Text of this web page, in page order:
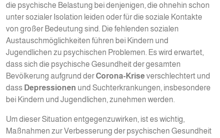
die psychische Belastung bei denjenigen, die ohnehin schon
unter sozialer Isolation leiden oder für die soziale Kontakte
von großer Bedeutung sind. Die fehlenden sozialen
Austauschmöglichkeiten führen bei Kindern und
Jugendlichen zu psychischen Problemen. Es wird erwartet,
dass sich die psychische Gesundheit der gesamten
Bevölkerung aufgrund derCorona-Kriseverschlechtert und
dass Depressionen und Suchterkrankungen, insbesondere
bei Kindern und Jugendlichen, zunehmen werden.
Um dieser Situation entgegenzuwirken, ist es wichtig,
Maßnahmen zur Verbesserung der psychischen Gesundheit